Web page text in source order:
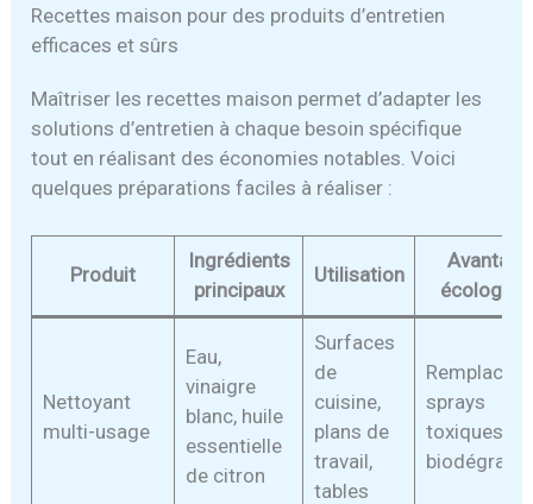
Recettes maison pour des produits d’entretien
efficaces et sûrs
Maîtriser les recettes maison permet d’adapter les
solutions d’entretien à chaque besoin spécifique
tout en réalisant des économies notables. Voici
quelques préparations faciles à réaliser :
Produit
Ingrédients
principaux
Utilisation
Avantage
Nettoyant
multi-usage
Eau,
vinaigre
blanc, huile
essentielle
de citron
Surfaces
de
cuisine,
plans de
travail,
tables
Remplace
sprays
toxiques,